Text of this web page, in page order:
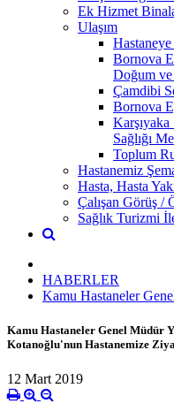
Ek Hizmet
Ulaşım
Hastaneye
Bornova
Doğum
Çamdibi
Bornova
Sağlığı
Toplum
Hastanemiz
Hasta, Hasta
Çalışan Görüş /
Sağlık Turizmi
HABERLER
Kamu Hastaneler
Kamu Hastaneler Genel Müdür
Kotanoğlu'nun Hastanemize
12 Mart 2019